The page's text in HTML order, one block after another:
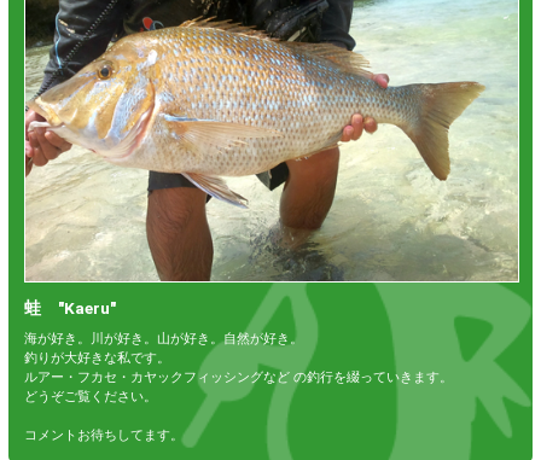
蛙 "Kaeru"
海が好き。川が好き。山が好き。自然が好き。
釣りが大好きな私です。
ルアー・フカセ・カヤックフィッシングなど の釣行を綴っていきます。
どうぞご覧ください。
コメントお待ちしてます。